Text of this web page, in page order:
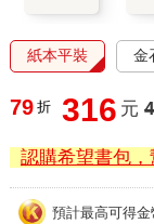
紙本平裝 金
79 折 316 元
認購希望書包，
預計最高可得金